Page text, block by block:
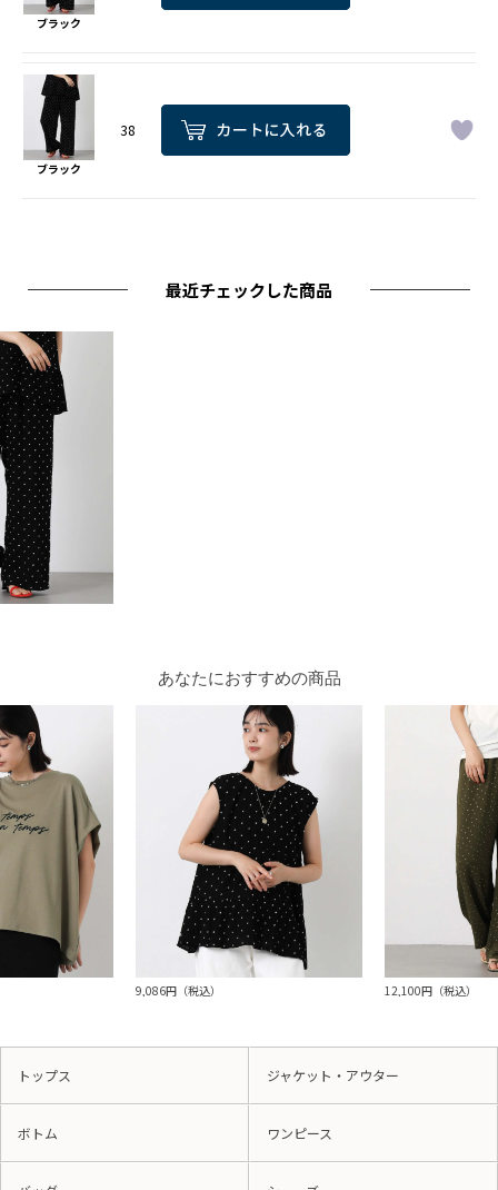
ブラック
ブラック
38
最近チェックした商品
あなたにおすすめの商品
9,086円（税込） 12,100円（税込）
トップス ジャケット・アウター
ボトム ワンピース